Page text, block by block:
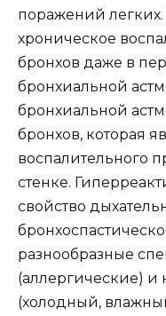
поражений легких.
хроническое
бронхов даже в
бронхиальной
бронхиальной
бронхов, которая
воспалительного
стенке.
свойство
разнообразные
(аллергические)
(холодный,